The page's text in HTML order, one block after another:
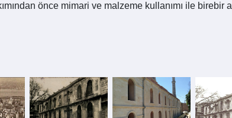
önce mimari ve malzeme kullanımı ile birebir